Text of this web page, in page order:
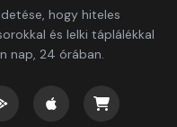
hogy hiteles
és lelki táplálékkal
nap, 24 órában.